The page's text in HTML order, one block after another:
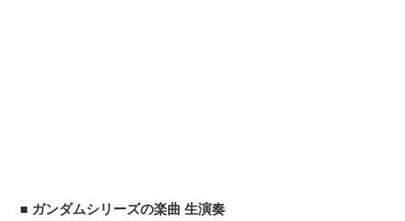
■ ガンダムシリーズの楽曲 生演奏